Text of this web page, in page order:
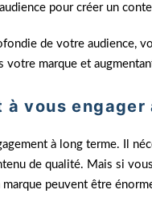
pour créer un
de votre audience,
marque et
à vous engager
à long terme. Il
de qualité. Mais si
peuvent être